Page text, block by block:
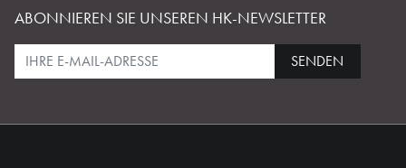
ABONNIEREN SIE UNSEREN HK-NEWSLETTER